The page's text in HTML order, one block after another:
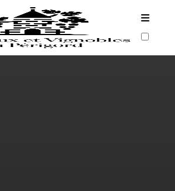
ARCHIVES